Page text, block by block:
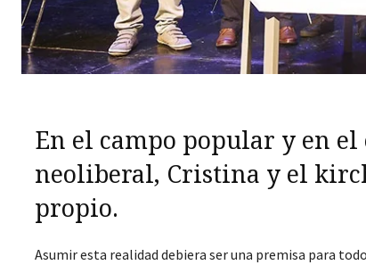
En el campo popular y en
neoliberal, Cristina y el
propio.
Asumir esta realidad debiera ser una premisa para